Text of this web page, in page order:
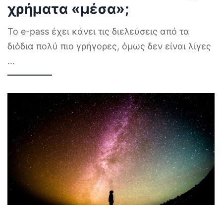
χρήματα «μέσα»;
Το e-pass έχει κάνει τις διελεύσεις από τα
διόδια πολύ πιο γρήγορες, όμως δεν είναι λίγες
...